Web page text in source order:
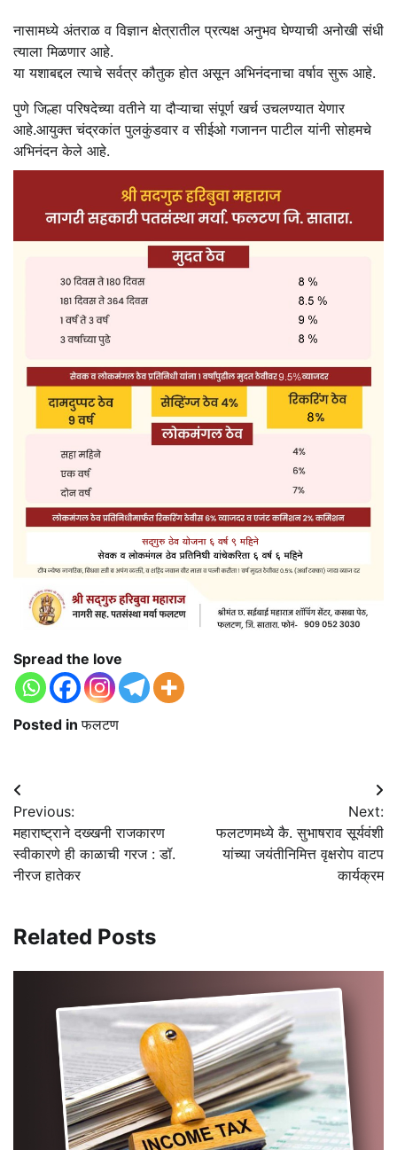
नासामध्ये अंतराळ व विज्ञान क्षेत्रातील प्रत्यक्ष अनुभव घेण्याची अनोखी संधी
त्याला मिळणार आहे.
या यशाबद्दल त्याचे सर्वत्र कौतुक होत असून अभिनंदनाचा वर्षाव सुरू आहे.
पुणे जिल्हा परिषदेच्या वतीने या दौऱ्याचा संपूर्ण खर्च उचलण्यात येणार
आहे.आयुक्त चंद्रकांत पुलकुंडवार व सीईओ गजानन पाटील यांनी सोहमचे
अभिनंदन केले आहे.
Spread the love
Posted inफलटण
Post
navigation
Previous:
महाराष्ट्राने दख्खनी राजकारण
स्वीकारणे ही काळाची गरज : डॉ.
नीरज हातेकर
Next:
फलटणमध्ये कै. सुभाषराव सूर्यवंशी
यांच्या जयंतीनिमित्त वृक्षरोप वाटप
कार्यक्रम
Related Posts